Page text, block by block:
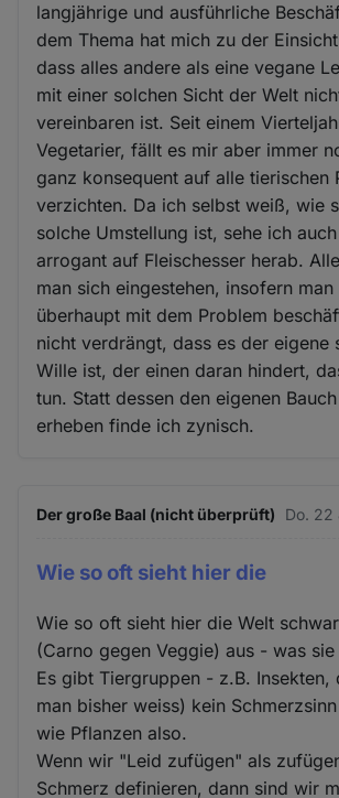
langjährige und ausführliche
dem Thema hat mich zu der
dass alles andere als eine vegane
mit einer solchen Sicht der Welt
vereinbaren ist. Seit einem
Vegetarier, fällt es mir aber immer
ganz konsequent auf alle tierischen
verzichten. Da ich selbst weiß, wie
solche Umstellung ist, sehe ich
arrogant auf Fleischesser herab.
man sich eingestehen, insofern man
überhaupt mit dem Problem
nicht verdrängt, dass es der eigene
Wille ist, der einen daran hindert,
tun. Statt dessen den eigenen
erheben finde ich zynisch.
Der große Baal (nicht überprüft) Do. 22
Wie so oft sieht hier die
Wie so oft sieht hier die Welt
(Carno gegen Veggie) aus - was
Es gibt Tiergruppen - z.B. Insekten,
man bisher weiss) kein
wie Pflanzen also.
Wenn wir "Leid zufügen" als
Schmerz definieren, dann sind wir